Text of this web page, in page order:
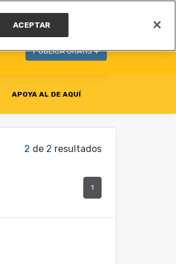
PUBLICA GRATIS +
APOYA AL DE AQUÍ
2 de 2 resultados
1
ACEPTAR